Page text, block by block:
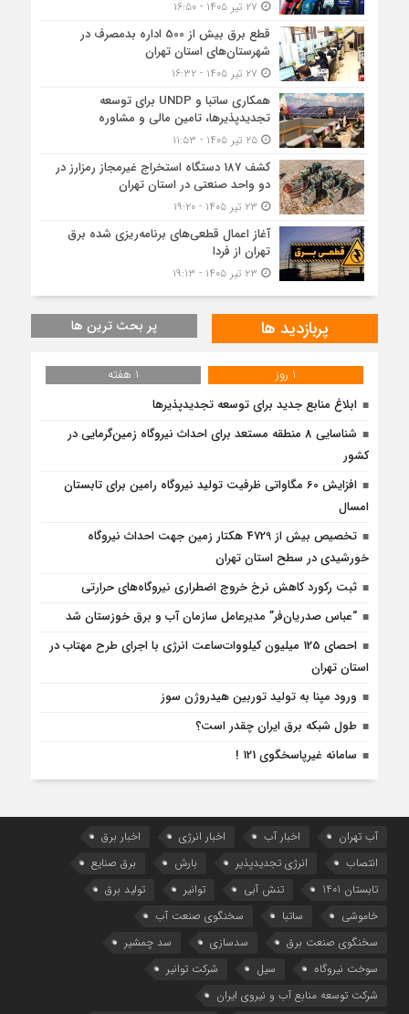
قطع برق بیش از 500 اداره بدمصرف در
شهرستان‌های استان تهران
همکاری ساتبا و UNDP برای توسعه
تجدیدپذیرها، تامین مالی و مشاوره
۲۵ تیر ۱۴۰۵ - ۱۱:۵۳
کشف 187 دستگاه استخراج غیرمجاز رمزارز در
دو واحد صنعتی در استان تهران
آغاز اعمال قطعی‌های برنامه‌ریزی شده برق
تهران از فردا
پربازدید ها پر بحث ترین ها
1 روز
1 هفته
ابلاغ منابع جدید برای توسعه تجدیدپذیرها
شناسایی 8 منطقه مستعد برای احداث نیروگاه زمین‌گرمایی در
کشور
افزایش 60 مگاواتی ظرفیت تولید نیروگاه رامین برای تابستان
امسال
تخصیص بیش از 4729 هکتار زمین جهت احداث نیروگاه‌
خورشیدی در سطح استان تهران
ثبت رکورد کاهش نرخ خروج اضطراری نیروگاه‌های حرارتی
“عباس صدریان‌فر” مدیرعامل سازمان آب و برق خوزستان شد
احصای 125 میلیون کیلووات‌ساعت انرژی با اجرای طرح مهتاب در
استان تهران
ورود مپنا به تولید توربین هیدروژن سوز
طول شبکه برق ایران چقدر است؟
سامانه غیرپاسخگوی 121 !
آب تهران اخبار آب اخبار انرژی
اخبار برق
انتصاب
انرژی تجدیدپذیر بارش
برق صنایع
تابستان 1401
تنش آبی توانیر
تولید برق
خاموشی
ساتبا
سخنگوی صنعت آب
سخنگوی صنعت برق
سدسازی
سد چمشیر
سوخت نیروگاه
سیل
شرکت توانیر
شرکت توسعه منابع آب و نیروی ایران